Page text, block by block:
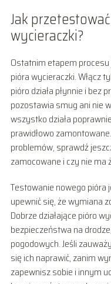
Jak
wycieraczki?
Ostatnim etapem
pióra wycieraczki. Włącz
pióro działa płynnie i bez
pozostawia smug ani nie
wszystko działa
prawidłowo
problemów, sprawdź
zamocowane i czy nie ma
Testowanie nowego pióra
upewnić się, że wymiana
Dobrze działające pióro
bezpieczeństwa na
pogodowych. Jeśli
się ich naprawić, zanim
zapewnisz sobie i innym